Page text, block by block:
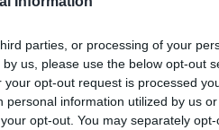
parties, or processing of your
us, please use the below opt-out
opt-out request is processed
information utilized by us
opt-out. You may separately